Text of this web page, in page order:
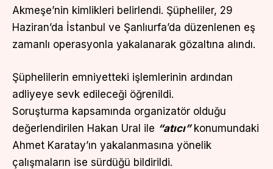
Akmeşe’nin kimlikleri belirlendi. Şüpheliler, 29
Haziran’da İstanbul ve Şanlıurfa’da düzenlenen eş
zamanlı operasyonla yakalanarak gözaltına alındı.
Şüphelilerin emniyetteki işlemlerinin ardından
adliyeye sevk edileceği öğrenildi.
Soruşturma kapsamında organizatör olduğu
değerlendirilen Hakan Ural ile “atıcı”konumundaki
Ahmet Karatay’ın yakalanmasına yönelik
çalışmaların ise sürdüğü bildirildi.